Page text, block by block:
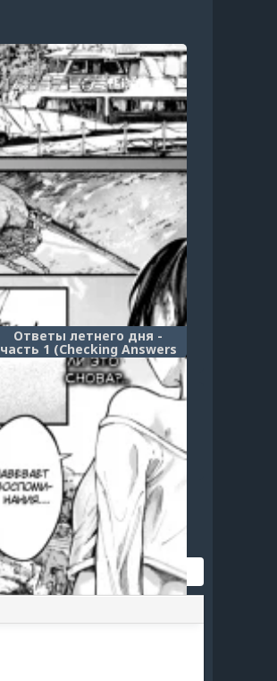
Ответы летнего дня -
часть 1 (Checking Answers
on a Summer Day - Part 1)